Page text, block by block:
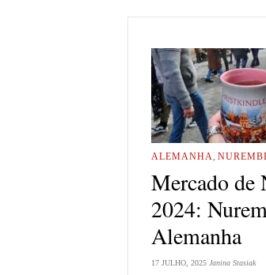
ALEMANHA,
Mercado de
2024:
Alemanha
17 JULHO, 2025 Janina Stasiak